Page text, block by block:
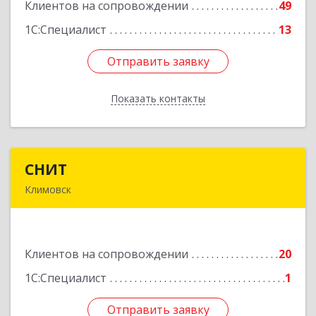
Клиентов на сопровождении
49
1С:Специалист
13
Отправить заявку
Показать контакты
Подробнее
Отправить заявку
Назад
СНИТ
Климовск
Клиентов на сопровождении
20
1С:Специалист
1
Отправить заявку
Подробнее
Отправить заявку